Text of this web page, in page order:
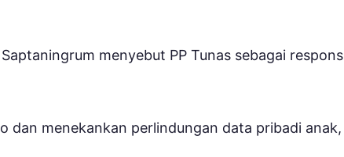
menyebut PP Tunas sebagai respons
dan menekankan perlindungan data pribadi anak,